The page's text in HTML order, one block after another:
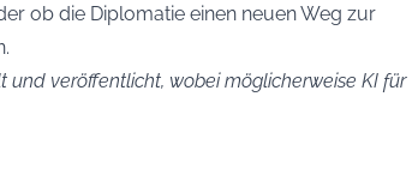
ob die Diplomatie einen neuen Weg zur
veröffentlicht, wobei möglicherweise KI für